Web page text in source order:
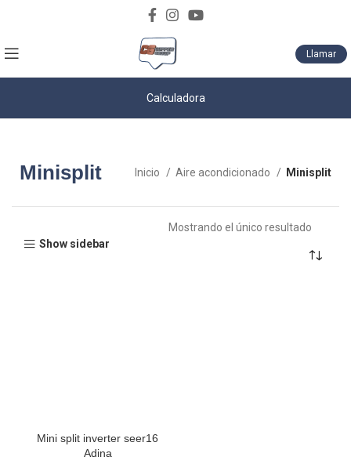
Llamar
Calculadora
Minisplit Inicio Aire acondicionado Minisplit
Show sidebar
Mostrando el único resultado
Mini split inverter seer16
Adina
Descarga nuestro catálogo de productos